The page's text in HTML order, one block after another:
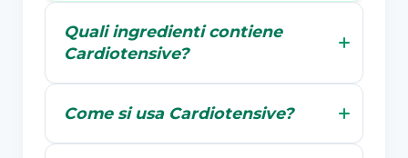
Quali ingredienti contiene
Cardiotensive?
Come si usa Cardiotensive?